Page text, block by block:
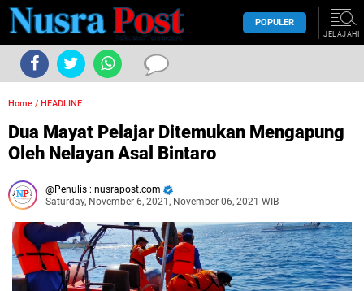
POPULER
JELAJAHI
Home / HEADLINE
Dua Mayat Pelajar Ditemukan Mengapung
Oleh Nelayan Asal Bintaro
Penulis : nusrapost.com
Saturday, November 6, 2021, November 06, 2021 WIB